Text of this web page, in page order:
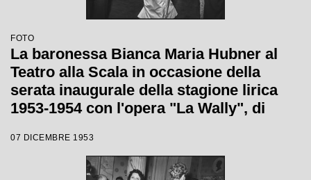
FOTO
La baronessa Bianca Maria Hubner al
Teatro alla Scala in occasione della
serata inaugurale della stagione lirica
1953-1954 con l'opera "La Wally", di
Giulini, con la regia di Tatiana Pavlova
07 DICEMBRE 1953